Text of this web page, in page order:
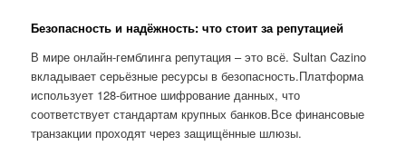
Безопасность и надёжность: что стоит за репутацией
В мире онлайн-гемблинга репутация – это всё. Sultan Cazino
вкладывает серьёзные ресурсы в безопасность.Платформа
использует 128-битное шифрование данных, что
соответствует стандартам крупных банков.Все финансовые
транзакции проходят через защищённые шлюзы.